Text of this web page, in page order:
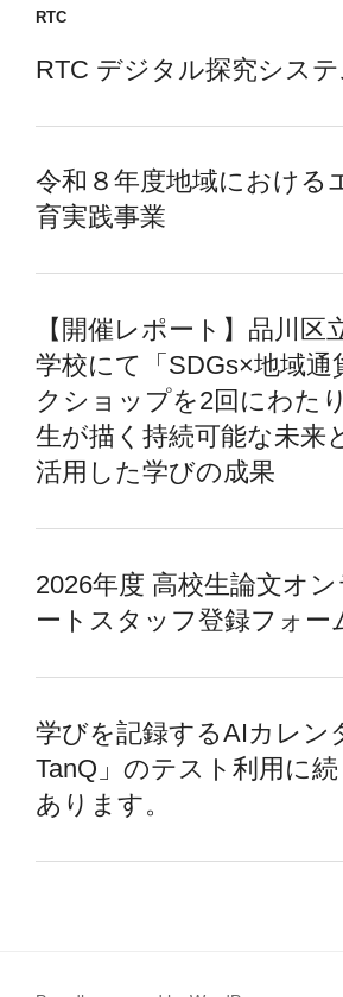
RTC
RTC デジタル探究システ
令和８年度地域における
育実践事業
【開催レポート】品川区
学校にて「SDGs×地域通
クショップを2回にわた
生が描く持続可能な未来
活用した学びの成果
2026年度 高校生論文オ
ートスタッフ登録フォー
学びを記録するAIカレン
TanQ」のテスト利用に
あります。